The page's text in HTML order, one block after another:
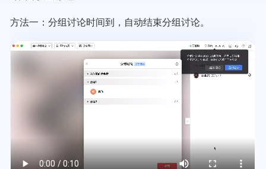
方法一：分组讨论时间到，自动结束分组讨论。
Video